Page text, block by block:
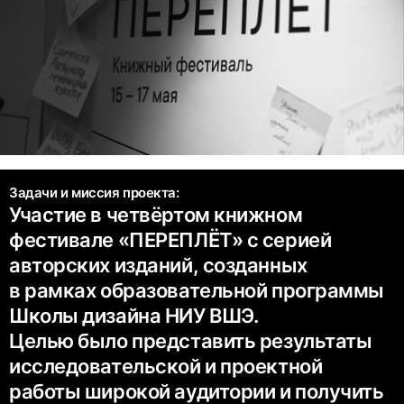
Задачи и миссия проекта:
Участие в четвёртом книжном
фестивале «ПЕРЕПЛЁТ» с серией
авторских изданий, созданных
в рамках образовательной программы
Школы дизайна НИУ ВШЭ.
Целью было представить результаты
исследовательской и проектной
работы широкой аудитории и получить